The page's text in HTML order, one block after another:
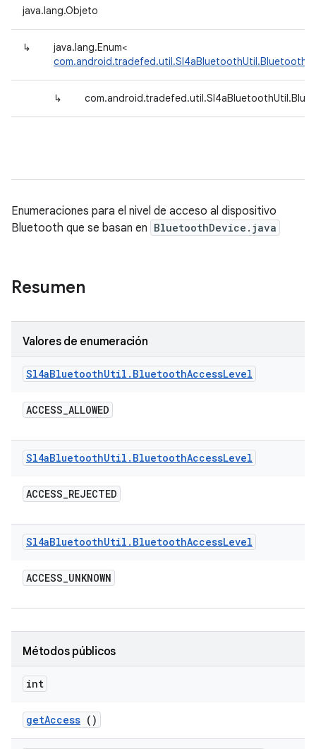
java.lang.Objeto
↳
java.lang.Enum<
↳
Enumeraciones para el nivel de acceso al dispositivo
Bluetooth que se basan en BluetoothDevice.java
Resumen
Valores de enumeración
Sl4aBluetoothUtil . BluetoothAccessLevel
ACCESS_ALLOWED
Sl4aBluetoothUtil . BluetoothAccessLevel
ACCESS_REJECTED
Sl4aBluetoothUtil . BluetoothAccessLevel
ACCESS_UNKNOWN
Métodos públicos
int
getAccess ()